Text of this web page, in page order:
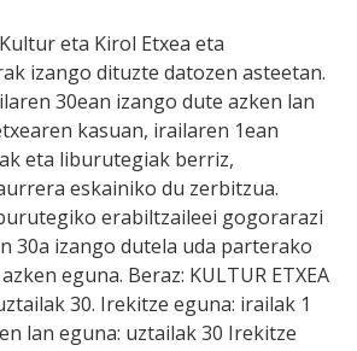
eta Kirol Etxea eta
izango dituzte datozen asteetan.
30ean izango dute azken lan
kasuan, irailaren 1ean
eta liburutegiak berriz,
eskainiko du zerbitzua.
erabiltzaileei gogorarazi
30a izango dutela uda parterako
eguna. Beraz: KULTUR ETXEA
30. Irekitze eguna: irailak 1
lan eguna: uztailak 30 Irekitze